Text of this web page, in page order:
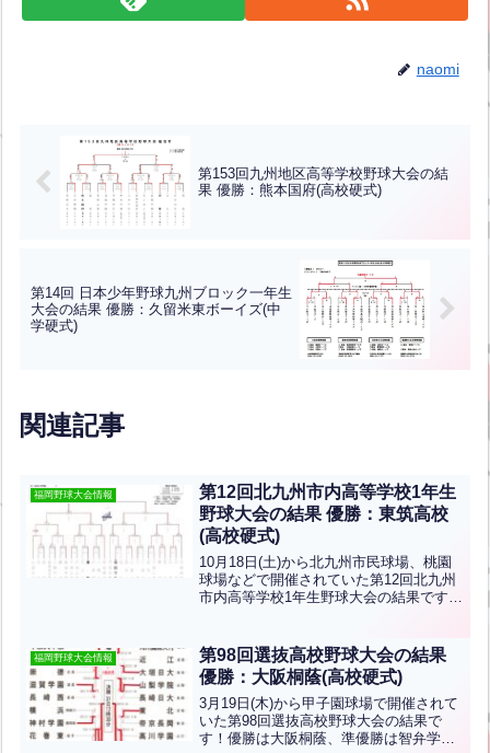
naomi
第153回九州地区高等学校野球大会の結
果 優勝：熊本国府(高校硬式)
第14回 日本少年野球九州ブロック一年生
大会の結果 優勝：久留米東ボーイズ(中
学硬式)
関連記事
福岡野球大会情報
第12回北九州市内高等学校1年生
野球大会の結果 優勝：東筑高校
(高校硬式)
10月18日(土)から北九州市民球場、桃園
球場などで開催されていた第12回北九州
市内高等学校1年生野球大会の結果です！
福岡野球大会情報
第98回選抜高校野球大会の結果
優勝：大阪桐蔭(高校硬式)
3月19日(木)から甲子園球場で開催されて
いた第98回選抜高校野球大会の結果で
す！優勝は大阪桐蔭、準優勝は智弁学園